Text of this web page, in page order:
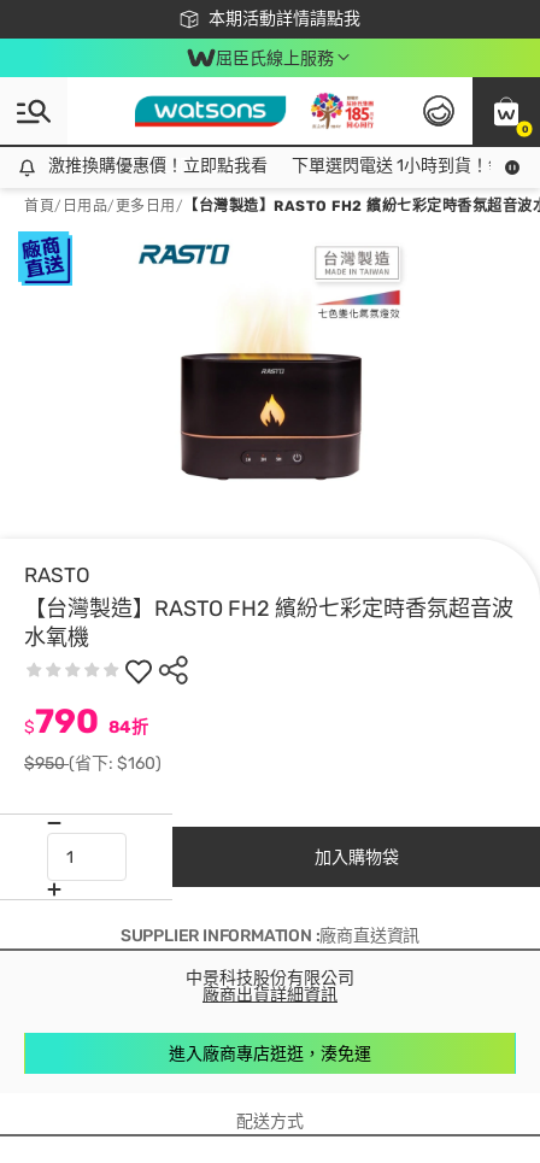
本期活動詳情請點我
下載app最高回饋$350
屈臣氏線上服務
0
激推換購優惠價！立即點我看
激推換購優惠價！立即點我看 下單選閃電送 1小時到貨！領神
首頁/ 日用品/ 更多日用 / 【台灣製造】RASTO FH2 繽紛七彩定時香氛超音波
RASTO
【台灣製造】RASTO FH2 繽紛七彩定時香氛超音波
水氧機
$790 84折
$950(省下: $160)
加入購物袋
SUPPLIER INFORMATION :廠商直送資訊
中景科技股份有限公司
廠商出貨詳細資訊
進入廠商專店逛逛，湊免運
配送方式